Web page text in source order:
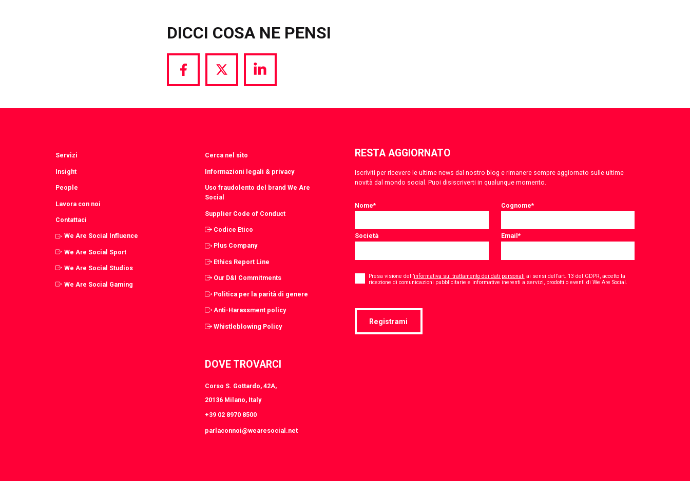
DICCI COSA NE PENSI
Share
Facebook
Share
Twitter
Share
LinkedIn
Servizi
Insight
People
Lavora con noi
Contattaci
We Are Social Influence
We Are Social Sport
We Are Social Studios
We Are Social Gaming
Cerca nel sito
Informazioni legali & privacy
Uso fraudolento del brand We Are
Social
Supplier Code of Conduct
Codice Etico
Plus Company
Ethics Report Line
Our D&I Commitments
Politica per la parità di genere
Anti-Harassment policy
Whistleblowing Policy
DOVE TROVARCI
Corso S. Gottardo, 42A,
20136 Milano, Italy
+39 02 8970 8500
parlaconnoi@wearesocial.net
RESTA AGGIORNATO
Iscriviti per ricevere le ultime news dal nostro blog e rimanere sempre aggiornato sulle ultime
novità dal mondo social. Puoi disiscriverti in qualunque momento.
Nome* Cognome*
Società Email*
* Presa visione dell’informativa sul trattamento dei dati personali ai sensi dell’art. 13 del GDPR, accetto la
ricezione di comunicazioni pubblicitarie e informative inerenti a servizi, prodotti o eventi di We Are Social.
Registrami